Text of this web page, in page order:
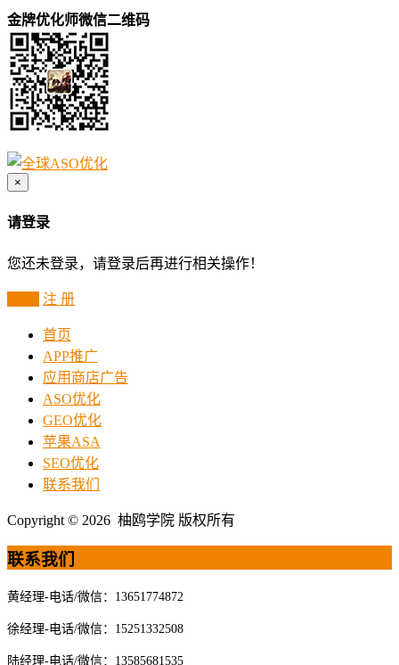
金牌优化师微信二维码
×
请登录
您还未登录，请登录后再进行相关操作！
注 册
首页
APP推广
应用商店广告
ASO优化
GEO优化
苹果ASA
SEO优化
联系我们
Copyright © 2026 柚鸥学院 版权所有
联系我们
黄经理-电话/微信：13651774872
徐经理-电话/微信：15251332508
陆经理-电话/微信：13585681535